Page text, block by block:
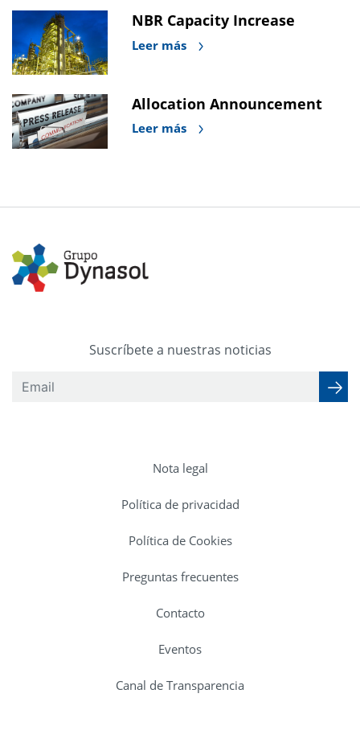
NBR Capacity Increase
Leer más
Allocation Announcement
Leer más
Suscríbete a nuestras noticias
Nota legal
Política de privacidad
Política de Cookies
Preguntas frecuentes
Contacto
Eventos
Canal de Transparencia